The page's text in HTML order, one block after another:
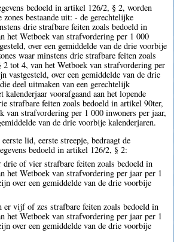
bedoeld in artikel 126/2, § 2, worden
zones bestaande uit: - de gerechtelijke
drie strafbare feiten zoals bedoeld in
het Wetboek van strafvordering per 1 000
over een gemiddelde van de drie voorbije
waar minstens drie strafbare feiten zoals
tot 4, van het Wetboek van strafvordering per
vastgesteld, over een gemiddelde van de drie
deel uitmaken van een gerechtelijk
kalenderjaar voorafgaand aan het lopende
strafbare feiten zoals bedoeld in artikel 90ter,
van strafvordering per 1 000 inwoners per jaar,
van de drie voorbije kalenderjaren.
lid, eerste streepje, bedraagt de
bedoeld in artikel 126/2, § 2:
drie of vier strafbare feiten zoals bedoeld in
het Wetboek van strafvordering per jaar per 1
over een gemiddelde van de drie voorbije
er vijf of zes strafbare feiten zoals bedoeld in
het Wetboek van strafvordering per jaar per 1
over een gemiddelde van de drie voorbije